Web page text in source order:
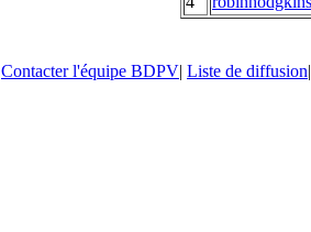
Contacter l'équipe BDPV| Liste de diffusion